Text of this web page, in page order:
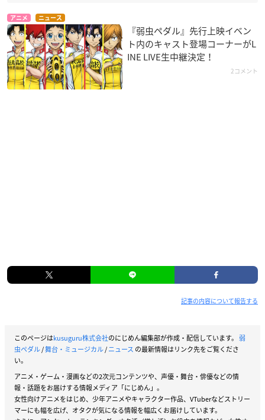
アニメ ニュース
『弱虫ペダル』先行上映イベン
ト内のキャスト登場コーナーがL
INE LIVE生中継決定！
2コメント
記事の内容について報告する
このページはkusuguru株式会社のにじめん編集部が作成・配信しています。 弱
虫ペダル/舞台・ミュージカル/ニュース の最新情報はリンク先をご覧くださ
い。
アニメ・ゲーム・漫画などの2次元コンテンツや、声優・舞台・俳優などの情
報・話題をお届けする情報メディア「にじめん」。
女性向けアニメをはじめ、少年アニメやキャラクター作品、VTuberなどストリー
マーにも幅を広げ、オタクが気になる情報を幅広くお届けしています。